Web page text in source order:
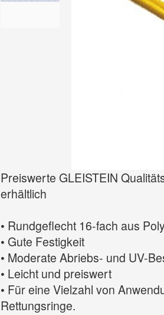
Preiswerte GLEISTEIN
erhältlich
• Rundgeflecht 16-fach aus
• Gute Festigkeit
• Moderate Abriebs- und UV-
• Leicht und preiswert
• Für eine Vielzahl von
Rettungsringe.